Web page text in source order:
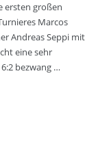
ersten großen
Marcos
Andreas Seppi mit
eine sehr
bezwang …